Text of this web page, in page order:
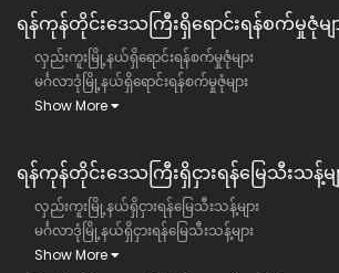
ရန်ကုန်တိုင်းဒေသကြီး​ရှိရောင်းရန်စက်မှုဇုံမျ
လှည်းကူးမြို့နယ်ရှိရောင်းရန်စက်မှုဇုံများ
မင်္ဂလာဒုံမြို့နယ်ရှိရောင်းရန်စက်မှုဇုံများ
Show More
ရန်ကုန်တိုင်းဒေသကြီး​​ရှိငှားရန်မြေသီးသန့်မျ
လှည်းကူးမြို့နယ်ရှိငှားရန်မြေသီးသန့်များ
မင်္ဂလာဒုံမြို့နယ်ရှိငှားရန်မြေသီးသန့်များ
Show More